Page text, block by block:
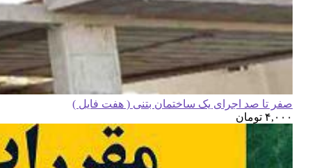
صفر تا صد اجرای یک ساختمان بتنی ( هفت فایل )
۴,۰۰۰ تومان